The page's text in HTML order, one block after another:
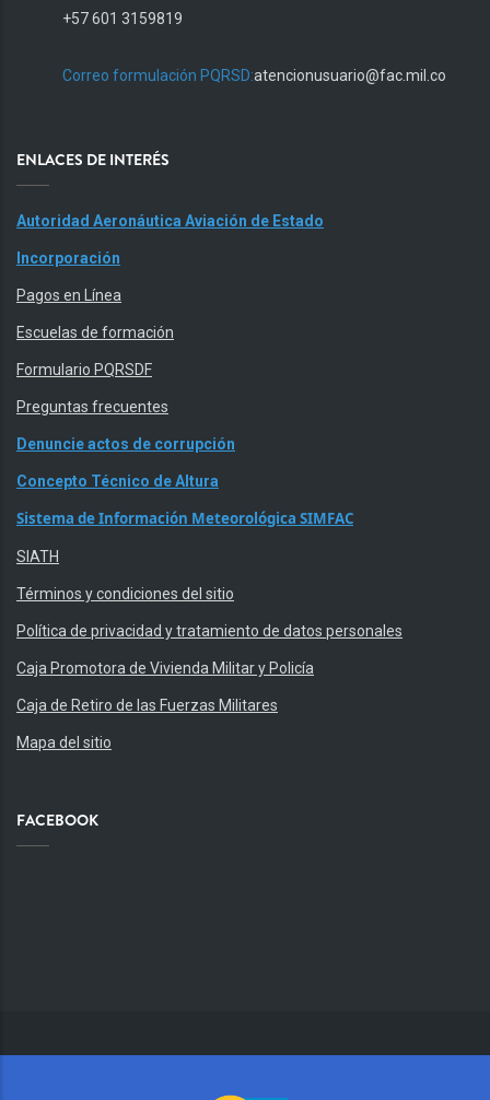
+57 601 3159819
Correo formulación PQRSD:atencionusuario@fac.mil.co
ENLACES DE INTERÉS
Autoridad Aeronáutica Aviación de Estado
Incorporación
Pagos en Línea
Escuelas de formación
Formulario PQRSDF
Preguntas frecuentes
Denuncie actos de corrupción
Concepto Técnico de Altura
Sistema de Información Meteorológica SIMFAC
SIATH
Términos y condiciones del sitio
Política de privacidad y tratamiento de datos personales
Caja Promotora de Vivienda Militar y Policía
Caja de Retiro de las Fuerzas Militares
Mapa del sitio
FACEBOOK